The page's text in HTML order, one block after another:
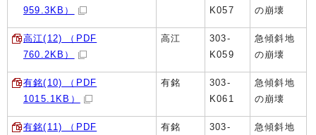
959.3KB）
K057
の崩壊
高江(12) （PDF
760.2KB）
高江
303-
K059
急傾斜地
の崩壊
有銘(10) （PDF
1015.1KB）
有銘
303-
K061
急傾斜地
の崩壊
有銘(11) （PDF
有銘
303-
急傾斜地